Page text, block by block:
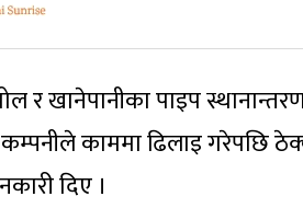
र खानेपानीका पाइप
काममा ढिलाइ गरेपछि
दिए ।